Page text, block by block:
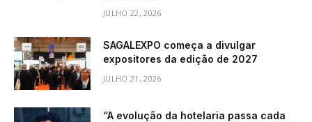
JULHO 22, 2026
SAGALEXPO começa a divulgar
expositores da edição de 2027
JULHO 21, 2026
“A evolução da hotelaria passa cada